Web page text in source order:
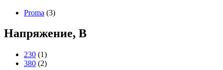
Proma (3)
Напряжение, В
230 (1)
380 (2)